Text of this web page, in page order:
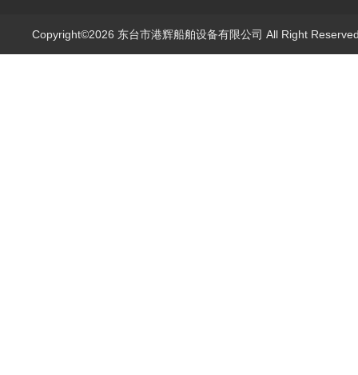
Copyright©2026 东台市港辉船舶设备有限公司 All Right